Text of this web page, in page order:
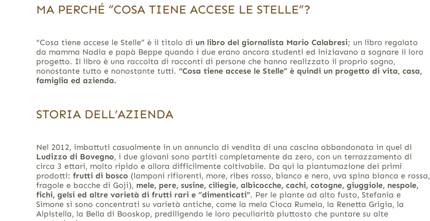
MA PERCHÉ “COSA TIENE ACCESE LE STELLE”?
“Cosa tiene accese le Stelle” è il titolo di un libro del giornalista Mario Calabresi; un libro regalato
da mamma Nadia e papà Beppe quando i due erano ancora studenti ed iniziavano a sognare il loro
progetto. Il libro è una raccolta di racconti di persone che hanno realizzato il proprio sogno,
nonostante tutto e nonostante tutti. “Cosa tiene accese le Stelle” è quindi un progetto di vita, casa,
famiglia ed azienda.
STORIA DELL’AZIENDA
Nel 2012, imbattuti casualmente in un annuncio di vendita di una cascina abbandonata in quel di
Ludizzo di Bovegno, i due giovani sono partiti completamente da zero, con un terrazzamento di
circa 3 ettari, molto ripido e allora difficilmente coltivabile. Da qui la piantumazione dei primi
prodotti: frutti di bosco (lamponi rifiorenti, more, ribes rosso, bianco e nero, uva spina bianca e rossa,
fragole e bacche di Goji), mele, pere, susine, ciliegie, albicocche, cachi, cotogne, giuggiole, nespole,
fichi, gelsi ed altre varietà di frutti rari e ”dimenticati”. Per le piante ad alto fusto, Stefania e
Simone si sono concentrati su varietà antiche, come la mela Cioca Rumela, la Renetta Grigia, la
Alpistella, la Bella di Booskop, prediligendo le loro peculiarità piuttosto che puntare su alte